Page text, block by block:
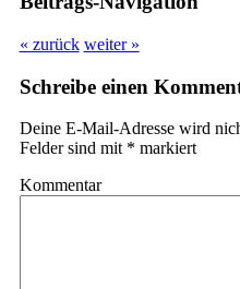
« zurück weiter »
Schreibe einen
Deine E-Mail-Adresse wird
Felder sind mit * markiert
Kommentar